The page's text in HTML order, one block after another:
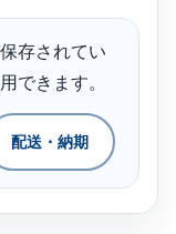
存されてい
できます。
配送・納期